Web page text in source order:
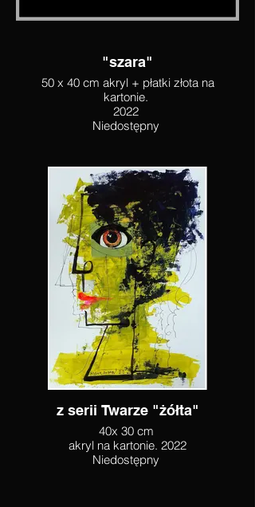
"szara"
50 x 40 cm akryl + płatki złota na
kartonie.
2022
Niedostępny
z serii Twarze "żółta"
40x 30 cm
akryl na kartonie. 2022
Niedostępny